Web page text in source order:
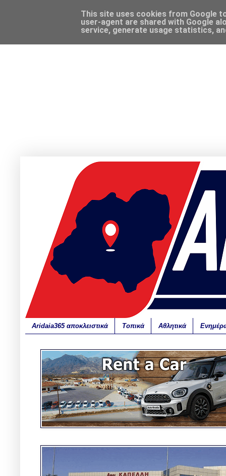
Aridaia365 αποκλειστικά Τοπικά Αθλητικά
This site uses cookies from Google
user-agent are shared with Google
service, generate usage statistics,